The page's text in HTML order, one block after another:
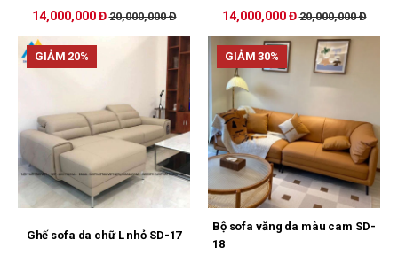
14,000,000 Đ 20,000,000 Đ 14,000,000 Đ 20,000,000 Đ
GIẢM 20%
Ghế sofa da chữ L nhỏ SD-17
GIẢM 30%
Bộ sofa văng da màu cam SD-
18